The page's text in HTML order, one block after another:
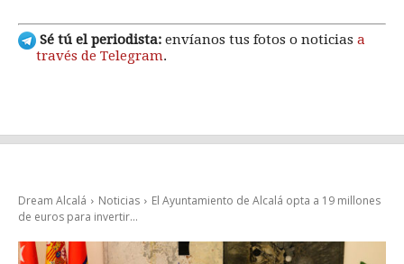
Sé tú el periodista: envíanos tus fotos o noticias a
través de Telegram.